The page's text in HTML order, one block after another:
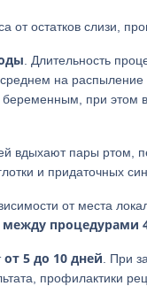
остатков слизи,
. Длительность
на распыление
при этом
вдыхают пары ртом,
и придаточных
от места
процедурами
от 5 до 10 дней . При
профилактики